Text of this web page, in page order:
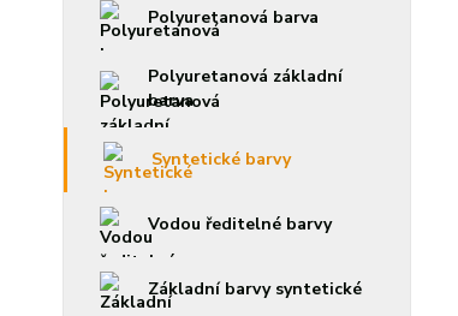
Polyuretanová barva
Polyuretanová základní
barva
Syntetické barvy
Vodou ředitelné barvy
Základní barvy syntetické